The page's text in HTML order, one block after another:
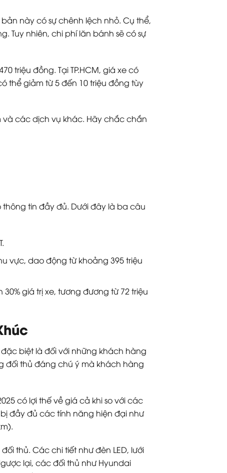
này có sự chênh lệch nhỏ. Cụ thể,
Tuy nhiên, chi phí lăn bánh sẽ có sự
triệu đồng. Tại TP.HCM, giá xe có
thể giảm từ 5 đến 10 triệu đồng tùy
các dịch vụ khác. Hãy chắc chắn
thông tin đầy đủ. Dưới đây là ba câu
vực, dao động từ khoảng 395 triệu
giá trị xe, tương đương từ 72 triệu
biệt là đối với những khách hàng
đối thủ đáng chú ý mà khách hàng
có lợi thế về giá cả khi so với các
đầy đủ các tính năng hiện đại như
thủ. Các chi tiết như đèn LED, lưới
lại, các đối thủ như Hyundai